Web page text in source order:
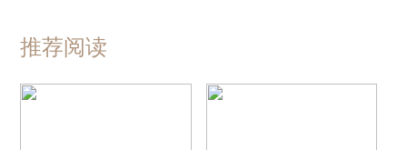
推荐阅读